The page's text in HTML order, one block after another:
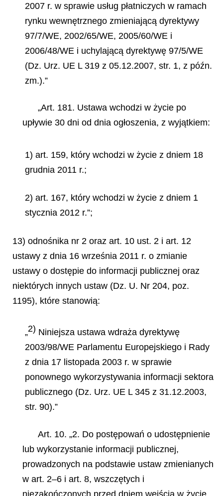
2007 r. w sprawie usług płatniczych w ramach
rynku wewnętrznego zmieniającą dyrektywy
97/7/WE, 2002/65/WE, 2005/60/WE i
2006/48/WE i uchylającą dyrektywę 97/5/WE
(Dz. Urz. UE L 319 z 05.12.2007, str. 1, z późn.
zm.).”
„Art. 181. Ustawa wchodzi w życie po
upływie 30 dni od dnia ogłoszenia, z wyjątkiem:
1) art. 159, który wchodzi w życie z dniem 18
grudnia 2011 r.;
2) art. 167, który wchodzi w życie z dniem 1
stycznia 2012 r.”;
13) odnośnika nr 2 oraz art. 10 ust. 2 i art. 12
ustawy z dnia 16 września 2011 r. o zmianie
ustawy o dostępie do informacji publicznej oraz
niektórych innych ustaw (Dz. U. Nr 204, poz.
1195), które stanowią:
„2) Niniejsza ustawa wdraża dyrektywę
2003/98/WE Parlamentu Europejskiego i Rady
z dnia 17 listopada 2003 r. w sprawie
ponownego wykorzystywania informacji sektora
publicznego (Dz. Urz. UE L 345 z 31.12.2003,
str. 90).”
Art. 10. „2. Do postępowań o udostępnienie
lub wykorzystanie informacji publicznej,
prowadzonych na podstawie ustaw zmienianych
w art. 2–6 i art. 8, wszczętych i
niezakończonych przed dniem wejścia w życie